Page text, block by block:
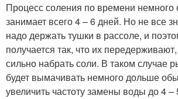
Процесс соления по времени немного
занимает всего 4 – 6 дней. Но не все
надо держать тушки в рассоле, и
получается так, что их
сильно набрать соли. В таком случае
будет вымачивать немного дольше
увеличить частоту замены воды до 4 –